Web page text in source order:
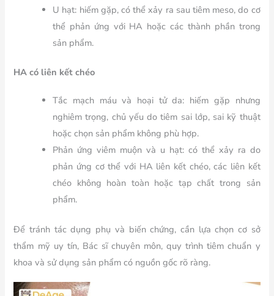
U hạt: hiếm gặp, có thể xảy ra sau tiêm meso, do cơ
thể phản ứng với HA hoặc các thành phần trong
sản phẩm.
HA có liên kết chéo
Tắc mạch máu và hoại tử da: hiếm gặp nhưng
nghiêm trọng, chủ yếu do tiêm sai lớp, sai kỹ thuật
hoặc chọn sản phẩm không phù hợp.
Phản ứng viêm muộn và u hạt: có thể xảy ra do
phản ứng cơ thể với HA liên kết chéo, các liên kết
chéo không hoàn toàn hoặc tạp chất trong sản
phẩm.
Để tránh tác dụng phụ và biến chứng, cần lựa chọn cơ sở
thẩm mỹ uy tín, Bác sĩ chuyên môn, quy trình tiêm chuẩn y
khoa và sử dụng sản phẩm có nguồn gốc rõ ràng.